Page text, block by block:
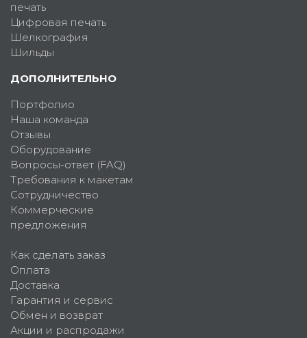
печать
Цифровая печать
Шелкография
Шильды
ДОПОЛНИТЕЛЬНО
Портфолио
Наша команда
Отзывы
Оборудование
Вопросы-ответ (FAQ)
Требования к макетам
Сотрудничество
Коммерческие
предложения
Как сделать заказ
Оплата
Доставка
Гарантия и сервис
Обмен и возврат
Акции и распродажи